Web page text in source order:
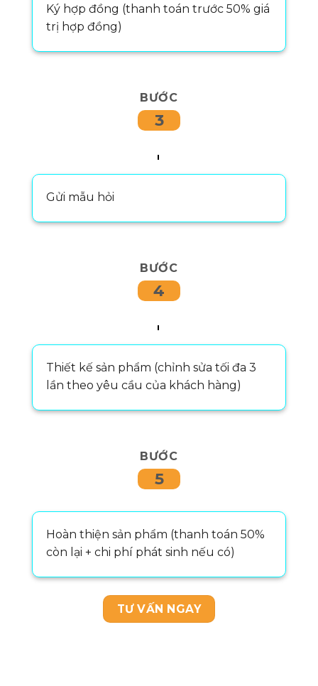
Ký hợp đồng (thanh toán trước 50% giá
trị hợp đồng)
BƯỚC
3
Gửi mẫu hỏi
BƯỚC
4
Thiết kế sản phẩm (chỉnh sửa tối đa 3
lần theo yêu cầu của khách hàng)
BƯỚC
5
Hoàn thiện sản phẩm (thanh toán 50%
còn lại + chi phí phát sinh nếu có)
TƯ VẤN NGAY